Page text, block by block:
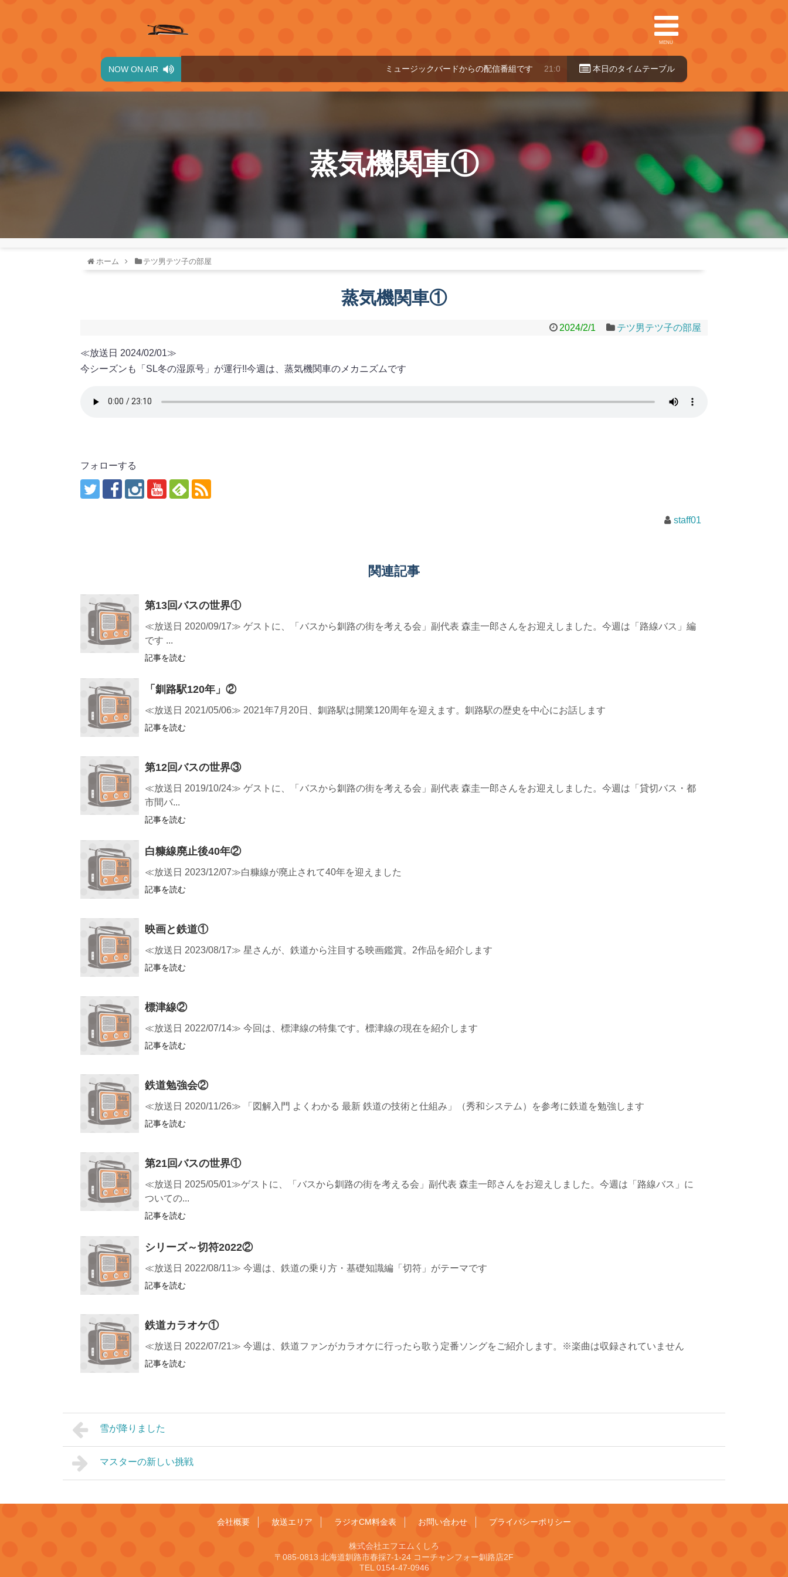
MENU
NOW ON AIR ミュージックバードからの配信番組です 21:00～24:00 本日のタイ ムテーブル
蒸気機関車①
ホーム テツ男テツ子の部屋
蒸気機関車①
2024/2/1 テツ男テツ子の部屋
≪放送日 2024/02/01≫
今シーズンも「SL冬の湿原号」が運行!!今週は、蒸気機関車のメカニズムです
フォローする
staff01
関連記事
第13回バスの世界①
≪放送日 2020/09/17≫ ゲストに、「バスから釧路の街を考える会」副代表 森圭一郎さんをお迎えしました。今週は「路線バス」編
です ...
記事を読む
「釧路駅120年」②
≪放送日 2021/05/06≫ 2021年7月20日、釧路駅は開業120周年を迎えます。釧路駅の歴史を中心にお話します
記事を読む
第12回バスの世界③
≪放送日 2019/10/24≫ ゲストに、「バスから釧路の街を考える会」副代表 森圭一郎さんをお迎えしました。今週は「貸切バス・都
市間バ...
記事を読む
白糠線廃止後40年②
≪放送日 2023/12/07≫白糠線が廃止されて40年を迎えました
記事を読む
映画と鉄道①
≪放送日 2023/08/17≫ 星さんが、鉄道から注目する映画鑑賞。2作品を紹介します
記事を読む
標津線②
≪放送日 2022/07/14≫ 今回は、標津線の特集です。標津線の現在を紹介します
記事を読む
鉄道勉強会②
≪放送日 2020/11/26≫ 「図解入門 よくわかる 最新 鉄道の技術と仕組み」（秀和システム）を参考に鉄道を勉強します
記事を読む
第21回バスの世界①
≪放送日 2025/05/01≫ゲストに、「バスから釧路の街を考える会」副代表 森圭一郎さんをお迎えしました。今週は「路線バス」に
ついての...
記事を読む
シリーズ～切符2022②
≪放送日 2022/08/11≫ 今週は、鉄道の乗り方・基礎知識編「切符」がテーマです
記事を読む
鉄道カラオケ①
≪放送日 2022/07/21≫ 今週は、鉄道ファンがカラオケに行ったら歌う定番ソングをご紹介します。※楽曲は収録されていません
記事を読む
雪が降りました
マスターの新しい挑戦
会社概要 放送エリア ラジオCM料金表 お問い合わせ プライバシーポリシー
株式会社エフエムくしろ
〒085-0813 北海道釧路市春採7-1-24 コーチャンフォー釧路店2F
TEL 0154-47-0946